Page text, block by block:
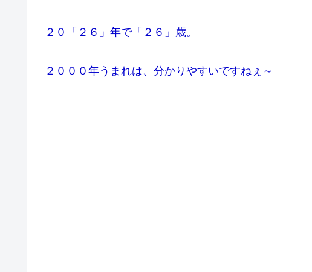
２０「２６」年で「２６」歳。
２０００年うまれは、分かりやすいですねぇ～